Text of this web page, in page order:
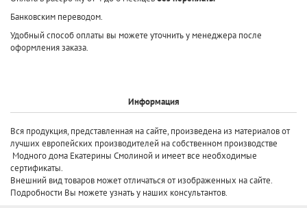
Банковским переводом.
Удобный способ оплаты вы можете уточнить у менеджера после
оформления заказа.
Информация
Вся продукция, представленная на сайте, произведена из материалов от
лучших европейских производителей на собственном производстве
Модного дома Екатерины Смолиной и имеет все необходимые
сертификаты.
Внешний вид товаров может отличаться от изображенных на сайте.
Подробности Вы можете узнать у наших консультантов.